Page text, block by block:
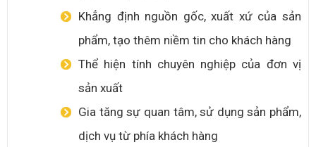
Khẳng định nguồn gốc, xuất xứ của sản
phẩm, tạo thêm niềm tin cho khách hàng
Thể hiện tính chuyên nghiệp của đơn vị
sản xuất
Gia tăng sự quan tâm, sử dụng sản phẩm,
dịch vụ từ phía khách hàng